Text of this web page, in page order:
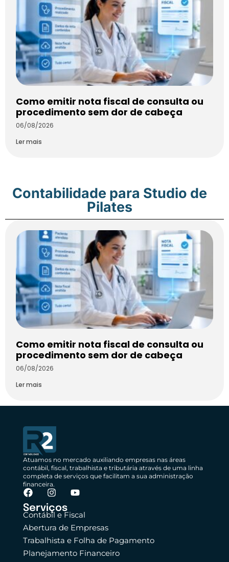
Como emitir nota fiscal de consulta ou
procedimento sem dor de cabeça
06/08/2026
Ler mais
Contabilidade para Studio de
Pilates
Como emitir nota fiscal de consulta ou
procedimento sem dor de cabeça
06/08/2026
Ler mais
Atuamos no mercado auxiliando empresas nas áreas
contábil, fiscal, trabalhista e tributária através de uma linha
completa de serviços que facilitam a sua administração
financeira.
Serviços
Contábil e Fiscal
Abertura de Empresas
Trabalhista e Folha de Pagamento
Planejamento Financeiro